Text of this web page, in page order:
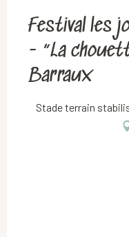
Festival les
- “La
Barraux
Stade terrain